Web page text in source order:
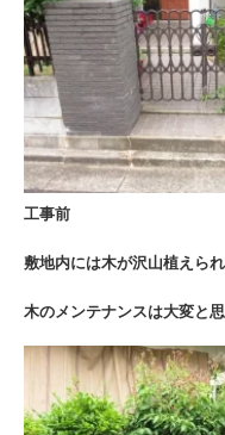
工事前
敷地内には木が沢山植えら
木のメンテナンスは大変と